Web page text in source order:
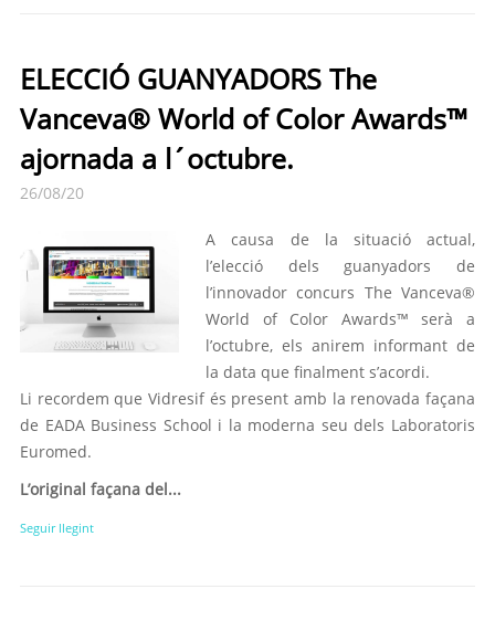
ELECCIÓ GUANYADORS The
Vanceva® World of Color Awards™
ajornada a l´octubre.
26/08/20
A causa de la situació actual,
l’elecció dels guanyadors de
l’innovador concurs The Vanceva®
World of Color Awards™ serà a
l’octubre, els anirem informant de
la data que finalment s’acordi.
Li recordem que Vidresif és present amb la renovada façana
de EADA Business School i la moderna seu dels Laboratoris
Euromed.
L’original façana del...
Seguir llegint